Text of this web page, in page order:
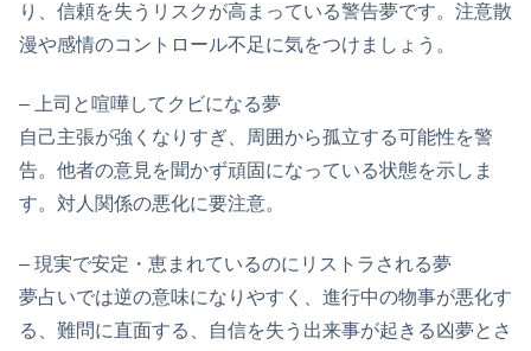
り、信頼を失うリスクが高まっている警告夢です。注意散
漫や感情のコントロール不足に気をつけましょう。
– 上司と喧嘩してクビになる夢
自己主張が強くなりすぎ、周囲から孤立する可能性を警
告。他者の意見を聞かず頑固になっている状態を示しま
す。対人関係の悪化に要注意。
– 現実で安定・恵まれているのにリストラされる夢
夢占いでは逆の意味になりやすく、進行中の物事が悪化す
る、難問に直面する、自信を失う出来事が起きる凶夢とさ